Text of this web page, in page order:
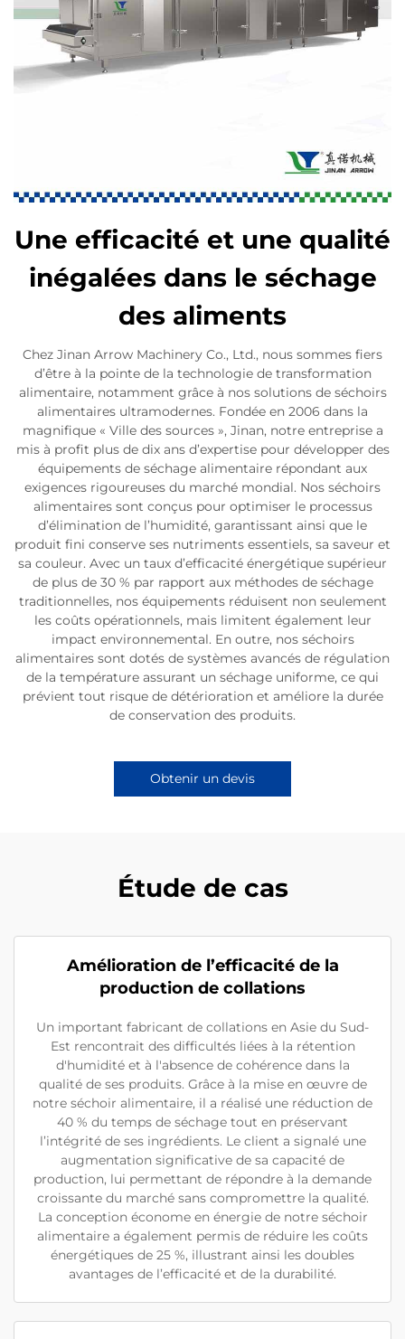
Une efficacité et une qualité
inégalées dans le séchage
des aliments
Chez Jinan Arrow Machinery Co., Ltd., nous sommes fiers
d’être à la pointe de la technologie de transformation
alimentaire, notamment grâce à nos solutions de séchoirs
alimentaires ultramodernes. Fondée en 2006 dans la
magnifique « Ville des sources », Jinan, notre entreprise a
mis à profit plus de dix ans d’expertise pour développer des
équipements de séchage alimentaire répondant aux
exigences rigoureuses du marché mondial. Nos séchoirs
alimentaires sont conçus pour optimiser le processus
d’élimination de l’humidité, garantissant ainsi que le
produit fini conserve ses nutriments essentiels, sa saveur et
sa couleur. Avec un taux d’efficacité énergétique supérieur
de plus de 30 % par rapport aux méthodes de séchage
traditionnelles, nos équipements réduisent non seulement
les coûts opérationnels, mais limitent également leur
impact environnemental. En outre, nos séchoirs
alimentaires sont dotés de systèmes avancés de régulation
de la température assurant un séchage uniforme, ce qui
prévient tout risque de détérioration et améliore la durée
de conservation des produits.
Obtenir un devis
Étude de cas
Amélioration de l’efficacité de la
production de collations
Un important fabricant de collations en Asie du Sud-
Est rencontrait des difficultés liées à la rétention
d'humidité et à l'absence de cohérence dans la
qualité de ses produits. Grâce à la mise en œuvre de
notre séchoir alimentaire, il a réalisé une réduction de
40 % du temps de séchage tout en préservant
l’intégrité de ses ingrédients. Le client a signalé une
augmentation significative de sa capacité de
production, lui permettant de répondre à la demande
croissante du marché sans compromettre la qualité.
La conception économe en énergie de notre séchoir
alimentaire a également permis de réduire les coûts
énergétiques de 25 %, illustrant ainsi les doubles
avantages de l’efficacité et de la durabilité.